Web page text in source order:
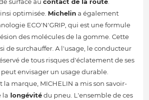
surface au contact de la route.
optimisée. Michelin a également
ECO'N'GRIP, qui est une formule
des molécules de la gomme. Cette
de surchauffer. A l'usage, le conducteur
de tous risques d'éclatement de ses
envisager un usage durable.
marque, MICHELIN a mis son savoir-
la longévitédu pneu. L'ensemble de ces